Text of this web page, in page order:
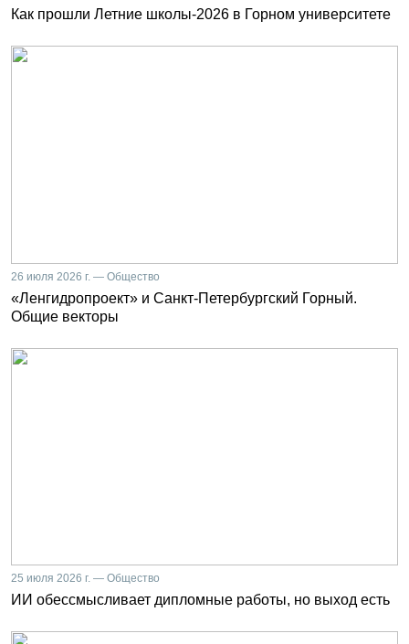
Как прошли Летние школы-2026 в Горном университете
26 июля 2026 г. — Общество
«Ленгидропроект» и Санкт-Петербургский Горный.
Общие векторы
25 июля 2026 г. — Общество
ИИ обессмысливает дипломные работы, но выход есть